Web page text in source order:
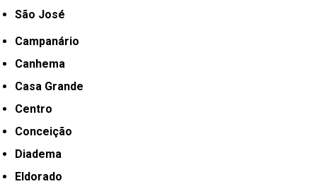
São José
Campanário
Canhema
Casa Grande
Centro
Conceição
Diadema
Eldorado